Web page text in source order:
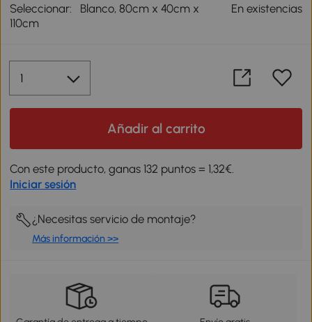
Seleccionar:
Blanco, 80cm x 40cm x
110cm
En existencias
Añadir al carrito
Con este producto, ganas 132 puntos = 1,32€.
Iniciar sesión
¿Necesitas servicio de montaje?
Más información >>